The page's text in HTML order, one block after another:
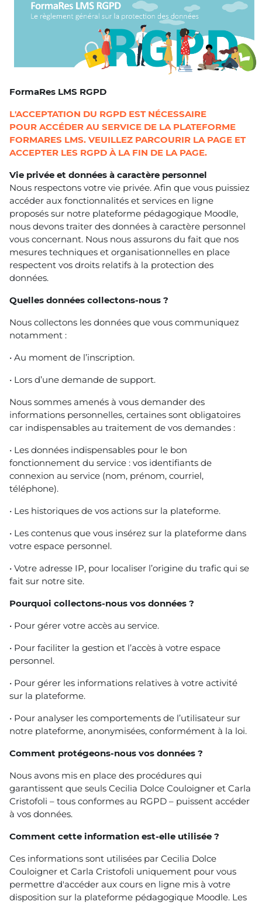
FormaRes LMS RGPD
L'ACCEPTATION DU RGPD EST NÉCESSAIRE
POUR ACCÉDER AU SERVICE DE LA PLATEFORME
FORMARES LMS. VEUILLEZ PARCOURIR LA PAGE ET
ACCEPTER LES RGPD À LA FIN DE LA PAGE.
Vie privée et données à caractère personnel
Nous respectons votre vie privée. Afin que vous puissiez
accéder aux fonctionnalités et services en ligne
proposés sur notre plateforme pédagogique Moodle,
nous devons traiter des données à caractère personnel
vous concernant. Nous nous assurons du fait que nos
mesures techniques et organisationnelles en place
respectent vos droits relatifs à la protection des
données.
Quelles données collectons-nous ?
Nous collectons les données que vous communiquez
notamment :
• Au moment de l’inscription.
• Lors d’une demande de support.
Nous sommes amenés à vous demander des
informations personnelles, certaines sont obligatoires
car indispensables au traitement de vos demandes :
• Les données indispensables pour le bon
fonctionnement du service : vos identifiants de
connexion au service (nom, prénom, courriel,
téléphone).
• Les historiques de vos actions sur la plateforme.
• Les contenus que vous insérez sur la plateforme dans
votre espace personnel.
• Votre adresse IP, pour localiser l’origine du trafic qui se
fait sur notre site.
Pourquoi collectons-nous vos données ?
• Pour gérer votre accès au service.
• Pour faciliter la gestion et l’accès à votre espace
personnel.
• Pour gérer les informations relatives à votre activité
sur la plateforme.
• Pour analyser les comportements de l’utilisateur sur
notre plateforme, anonymisées, conformément à la loi.
Comment protégeons-nous vos données ?
Nous avons mis en place des procédures qui
garantissent que seuls Cecilia Dolce Couloigner et Carla
Cristofoli – tous conformes au RGPD – puissent accéder
à vos données.
Comment cette information est-elle utilisée ?
Ces informations sont utilisées par Cecilia Dolce
Couloigner et Carla Cristofoli uniquement pour vous
permettre d'accéder aux cours en ligne mis à votre
disposition sur la plateforme pédagogique Moodle. Les